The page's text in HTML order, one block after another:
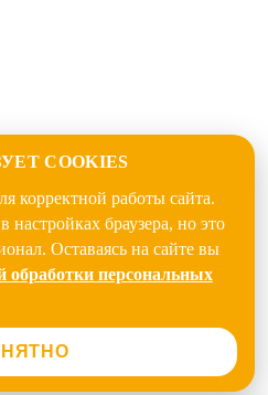
COOKIES
корректной работы сайта.
браузера, но это
Оставаясь на сайте вы
обработки персональных